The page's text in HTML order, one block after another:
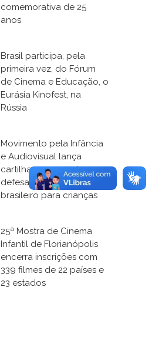
comemorativa de 25
anos
Brasil participa, pela
primeira vez, do Fórum
de Cinema e Educação, o
Eurásia Kinofest, na
Rússia
Movimento pela Infância
e Audiovisual lança
cartilha e campanha em
defesa do cinema
brasileiro para crianças
25ª Mostra de Cinema
Infantil de Florianópolis
encerra inscrições com
339 filmes de 22 países e
23 estados